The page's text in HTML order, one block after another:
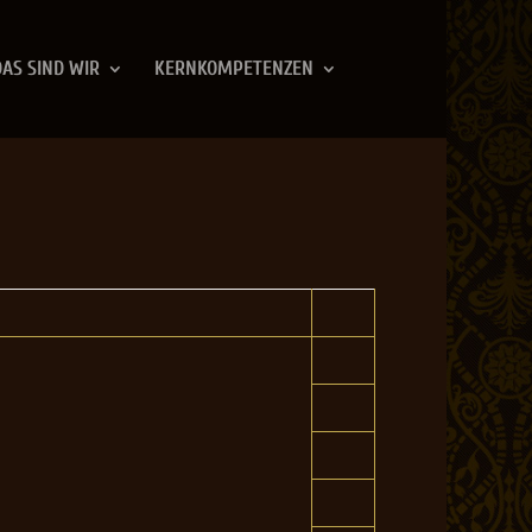
SIND WIR KERNKOMPETENZEN